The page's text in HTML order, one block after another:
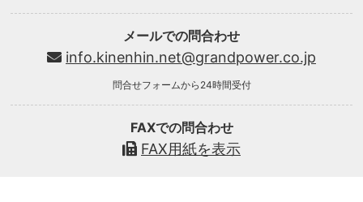
メールでの問合わせ
info.kinenhin.net@grandpower.co.jp
問合せフォームから24時間受付
FAXでの問合わせ
FAX用紙を表示